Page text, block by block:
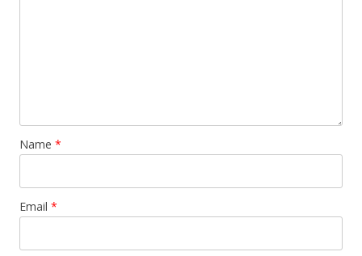
Name *
Email *